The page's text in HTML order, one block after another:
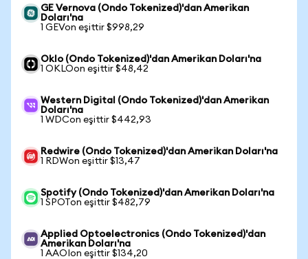
GE Vernova (Ondo Tokenized)'dan Amerikan
Doları'na
1 GEVon eşittir $998,29
Oklo (Ondo Tokenized)'dan Amerikan Doları'na
1 OKLOon eşittir $48,42
Western Digital (Ondo Tokenized)'dan Amerikan
Doları'na
1 WDCon eşittir $442,93
Redwire (Ondo Tokenized)'dan Amerikan Doları'na
1 RDWon eşittir $13,47
Spotify (Ondo Tokenized)'dan Amerikan Doları'na
1 SPOTon eşittir $482,79
Applied Optoelectronics (Ondo Tokenized)'dan
Amerikan Doları'na
1 AAOIon eşittir $134,20